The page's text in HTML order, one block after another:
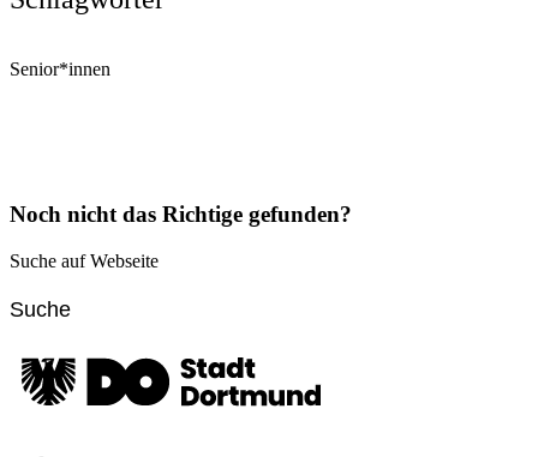
Senior*innen
Noch nicht das Richtige gefunden?
Suche auf Webseite